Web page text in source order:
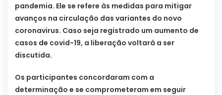
pandemia. Ele se refere às medidas para mitigar
avanços na circulação das variantes do novo
coronavirus. Caso seja registrado um aumento de
casos de covid-19, a liberação voltará a ser
discutida.
Os participantes concordaram com a
determinação e se comprometeram em seguir